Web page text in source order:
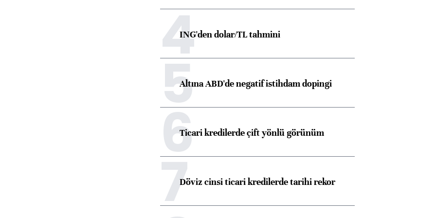
4ING'den dolar/TL tahmini
5Altına ABD'de negatif istihdam dopingi
6Ticari kredilerde çift yönlü görünüm
7Döviz cinsi ticari kredilerde tarihi rekor